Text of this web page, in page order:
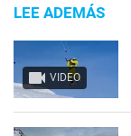
LEE ADEMÁS
VIDEO